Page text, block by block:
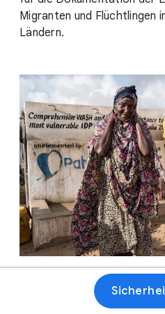
Migranten und Flüchtlingen
Ländern.